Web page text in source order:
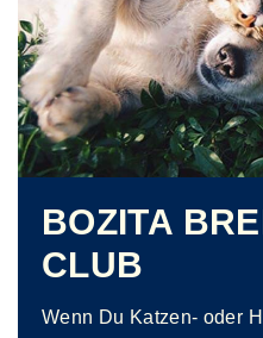
BOZITA
CLUB
Wenn Du Katzen- oder